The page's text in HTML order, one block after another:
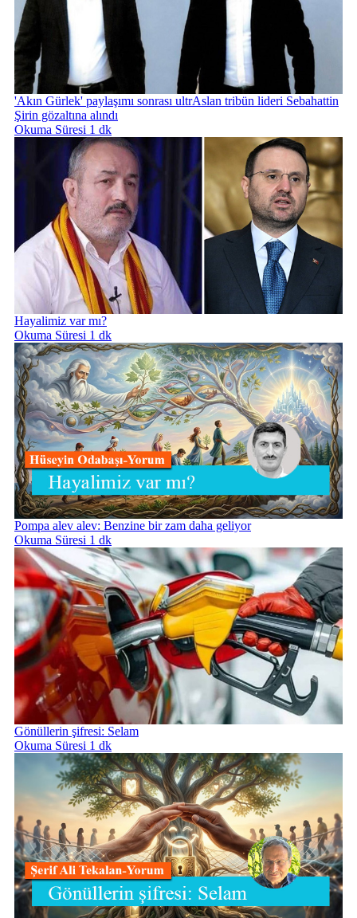
'Akın Gürlek' paylaşımı sonrası ultrAslan tribün lideri Sebahattin
Şirin gözaltına alındı
Okuma Süresi 1 dk
Hayalimiz var mı?
Okuma Süresi 1 dk
Pompa alev alev: Benzine bir zam daha geliyor
Okuma Süresi 1 dk
Gönüllerin şifresi: Selam
Okuma Süresi 1 dk